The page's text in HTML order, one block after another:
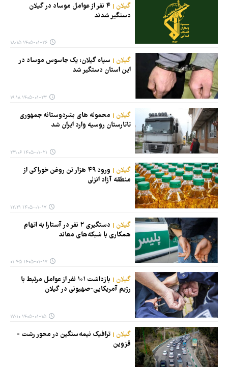
گیلان
۴ نفر از عوامل موساد در گیلان
دستگیر شدند
۱۴۰۵-۰۱-۲۶ ۱۸:۱۵
گیلان
سپاه گیلان: یک جاسوس موساد در
این استان دستگیر شد
۱۴۰۵-۰۱-۲۳ ۱۹:۱۸
گیلان
محموله های بشردوستانه جمهوری
تاتارستان روسیه وارد ایران شد
۱۴۰۵-۰۱-۲۱ ۲۳:۰۶
گیلان
ورود ۴۹ هزار تن روغن خوراکی از
منطقه آزاد انزلی
۱۴۰۵-۰۱-۱۷ ۱۲:۲۱
گیلان
دستگیری ۲ نفر در آستارا به اتهام
همکاری با شبکه‌های معاند
۱۴۰۵-۰۱-۱۷ ۰۱:۴۵
گیلان
بازداشت ۱۰۱ نفر از عوامل مرتبط با
رژیم آمریکایی-صهیونی در گیلان
۱۴۰۵-۰۱-۱۵ ۱۷:۱۰
گیلان
ترافیک نیمه سنگین در محور رشت -
قزوین